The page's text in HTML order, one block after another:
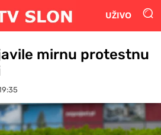
UŽIVO
mirnu protestnu